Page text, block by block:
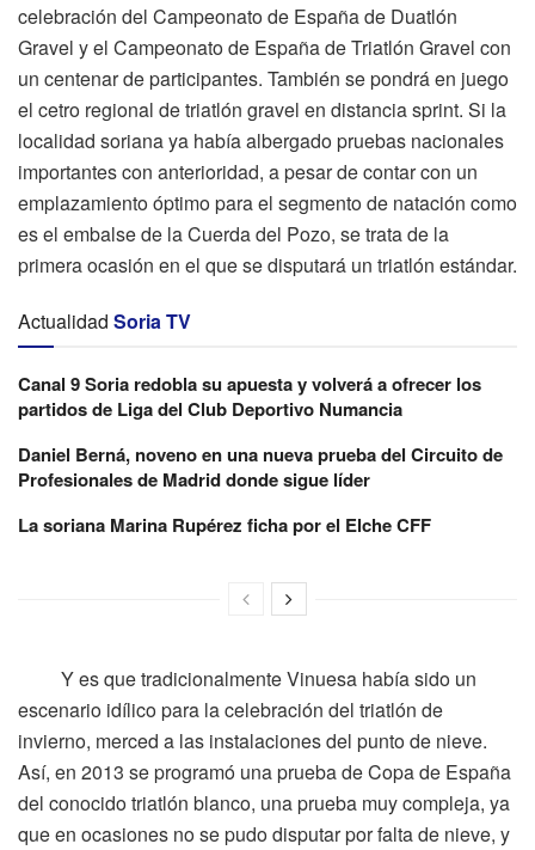
celebración del Campeonato de España de Duatlón
Gravel y el Campeonato de España de Triatlón Gravel con
un centenar de participantes. También se pondrá en juego
el cetro regional de triatlón gravel en distancia sprint. Si la
localidad soriana ya había albergado pruebas nacionales
importantes con anterioridad, a pesar de contar con un
emplazamiento óptimo para el segmento de natación como
es el embalse de la Cuerda del Pozo, se trata de la
primera ocasión en el que se disputará un triatlón estándar.
Actualidad Soria TV
Canal 9 Soria redobla su apuesta y volverá a ofrecer los
partidos de Liga del Club Deportivo Numancia
Daniel Berná, noveno en una nueva prueba del Circuito de
Profesionales de Madrid donde sigue líder
La soriana Marina Rupérez ficha por el Elche CFF
Y es que tradicionalmente Vinuesa había sido un
escenario idílico para la celebración del triatlón de
invierno, merced a las instalaciones del punto de nieve.
Así, en 2013 se programó una prueba de Copa de España
del conocido triatlón blanco, una prueba muy compleja, ya
que en ocasiones no se pudo disputar por falta de nieve, y